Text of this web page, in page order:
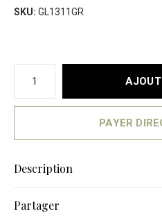
SKU: GL1311GR
PAYER
Description
Partager